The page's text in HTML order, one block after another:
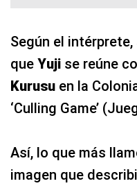
Según el
que Yuji se reúne
Kurusu en la
‘Culling Game’
Así, lo que más
imagen que